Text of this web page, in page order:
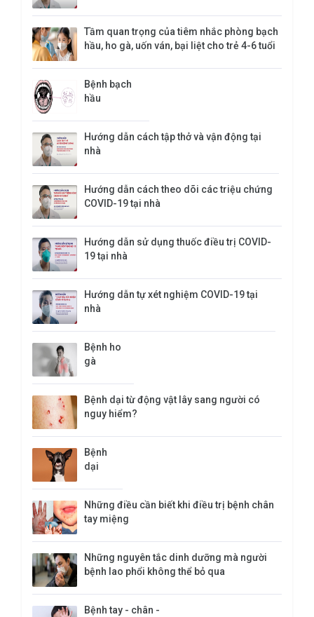
Tầm quan trọng của tiêm nhắc phòng bạch
hầu, ho gà, uốn ván, bại liệt cho trẻ 4-6 tuổi
Bệnh bạch
hầu
Hướng dẫn cách tập thở và vận động tại
nhà
Hướng dẫn cách theo dõi các triệu chứng
COVID-19 tại nhà
Hướng dẫn sử dụng thuốc điều trị COVID-
19 tại nhà
Hướng dẫn tự xét nghiệm COVID-19 tại
nhà
Bệnh ho
gà
Bệnh dại từ động vật lây sang người có
nguy hiểm?
Bệnh
dại
Những điều cần biết khi điều trị bệnh chân
tay miệng
Những nguyên tắc dinh dưỡng mà người
bệnh lao phổi không thể bỏ qua
Bệnh tay - chân -